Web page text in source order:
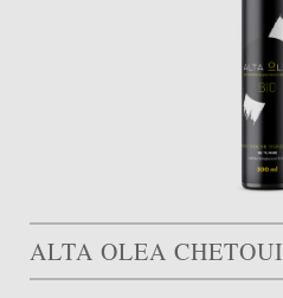
ALTA OLEA CHETOUI